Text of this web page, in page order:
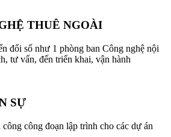
THUÊ NGOÀI
đổi số như 1 phòng ban Công nghệ nội
tư vấn, đến triển khai, vận hành
SỰ
công đoạn lập trình cho các dự án